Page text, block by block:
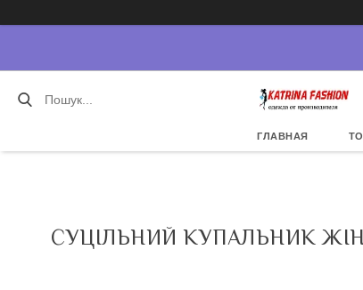
ГЛАВНАЯ
СУЦІЛЬНИЙ КУПАЛЬНИК